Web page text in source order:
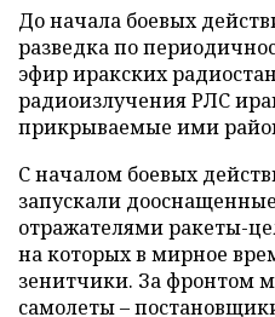
До начала боевых
разведка по
эфир иракских
радиоизлучения РЛС
прикрываемые ими
С началом боевых
запускали
отражателями ракеты-
на которых в мирное
зенитчики. За фронтом
самолеты –